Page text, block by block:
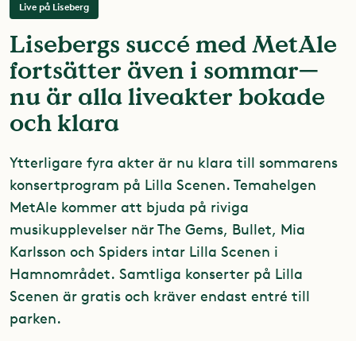
Live på Liseberg
Lisebergs succé med MetAle
fortsätter även i sommar—
nu är alla liveakter bokade
och klara
Ytterligare fyra akter är nu klara till sommarens
konsertprogram på Lilla Scenen. Temahelgen
MetAle kommer att bjuda på riviga
musikupplevelser när The Gems, Bullet, Mia
Karlsson och Spiders intar Lilla Scenen i
Hamnområdet. Samtliga konserter på Lilla
Scenen är gratis och kräver endast entré till
parken.